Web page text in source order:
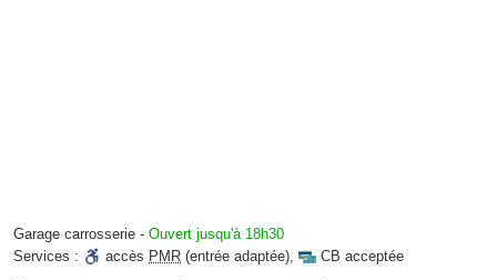
Garage carrosserie - Ouvert jusqu'à 18h30
Services :
accès PMR (entrée adaptée),
CB acceptée